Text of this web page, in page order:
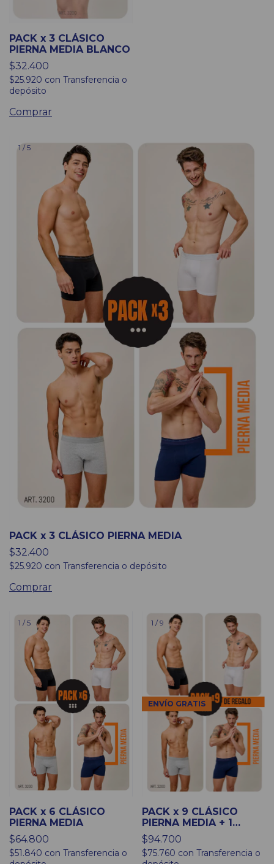
PACK x 3 CLÁSICO
PIERNA MEDIA BLANCO
$32.400
$25.920 con Transferencia o
depósito
Comprar
1 / 5
PACK x 3 CLÁSICO PIERNA MEDIA
$32.400
$25.920 con Transferencia o depósito
Comprar
1 / 5
PACK x 6 CLÁSICO
PIERNA MEDIA
$64.800
$51.840 con Transferencia o
1 / 9
ENVÍO GRATIS
PACK x 9 CLÁSICO
PIERNA MEDIA + 1
ESTAMPADO DE
REGALO
$94.700
$75.760 con Transferencia o